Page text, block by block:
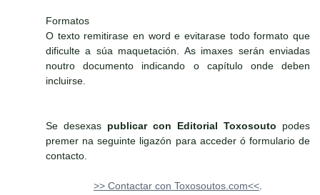
Formatos
O texto remitirase en word e evitarase todo formato que
dificulte a súa maquetación. As imaxes serán enviadas
noutro documento indicando o capítulo onde deben
incluirse.
Se desexas publicar con Editorial Toxosouto podes
premer na seguinte ligazón para acceder ó formulario de
contacto.
>> Contactar con Toxosoutos.com<<.